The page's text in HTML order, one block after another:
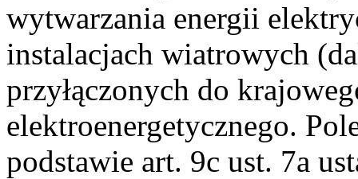
wytwarzania energii
instalacjach wiatrowych
przyłączonych do
elektroenergetycznego.
podstawie art. 9c ust. 7a